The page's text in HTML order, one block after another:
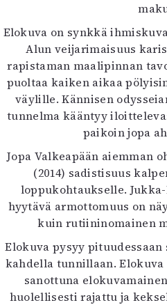
Elokuva on synkkä
Alun veijarimaisuus
rapistaman maalipinnan
puoltaa kaiken aikaa
väylille. Kännisen
tunnelma kääntyy
paikoin jopa
Jopa Valkeapään aiemman
(2014) sadistisuus
loppukohtaukselle.
hyytävä armottomuus on
kuin rutiininomainen
Elokuva pysyy
kahdella tunnillaan.
sanottuna
huolellisesti rajattu ja